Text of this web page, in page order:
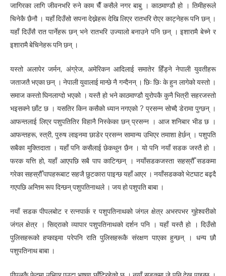
जागिरका लागि जीवनभरि रुने काम चैँ कसैले नगर बाबु । काठमाण्डौ हो । तिमीहरूले
चिनेकै छैनौ । यहाँ दिउँसो सपना देख्नेहरू देखि लिएर रातभरि रोएर काट्नेहरू पनि छन् ।
यहाँ दिउँसै रात पार्नेहरू छन् भने रातभरि उज्यालो बनाउने पनि छन् । इशारामै बेच्ने र
इशारामै बेचिनेहरू पनि छन् ।
यस्तो अलापेर जर्मन, अंग्रेज, अमेरिकन आदिलाई समातेर हिँड्ने नेपाली युवतीहरू
जताजतै भएका छन् । नेपाली युवालाई मान्छे नै गन्दैनन् । छिः छिः के हुन लागेको यस्तो ।
समाज कस्तो घिनलाग्दो भएको । यस्तै हो भने काठमाण्डौ युरोपकै कुनै भित्री सहरजस्तो
भइसक्ने छाँट छ । यसतिर किन कसैको ध्यान नगएको ? प्रसन्न सोच्दै डेरामा पुग्छन् ।
आफन्तलाई लिएर पशुपतितिर विहानै निस्केका छन् प्रसन्न । आज शनिबार भीड छ ।
आफन्तहरू, स्त्री, पुरुष लाइनमा छाडेर प्रसन्न सामान्य उभिएर तमाशा हेर्छन् । पशुपति
सबैका मुक्तिदाता । यहाँ पनि कसैलाई छेकथुन छैन । यो पनि नयाँ सडक जस्तै हो ।
फरक यत्ति हो, यहाँ आएपछि सबै पाप काटिन्छन् । नयाँसडकजस्ता सहस्रौँ सडकमा
गरेका सहस्रौँ पापहरूबाट सहजै छुटकारा पाइन्छ यहाँ आएर । नयाँसडकको भेटघाट बढ्दै
गएपछि अन्तिम रूप दिन्छन् पशुपतिनाथले । जय हो पशुपति बाबा ।
नयाँ सडक पीपलबोट र रत्नपार्क र पशुपतिनाथको जंगल क्षेत्र अभरपभर गुहेश्वरीको
जंगल क्षेत्र । सिद्राको व्यापार पशुपतिनाथको दर्शन पनि । यहाँ यस्तै हो । दिउँसो
पुलिसहरूको हप्काइमा परेपनि राति पुलिसहरूकै संरक्षण पाएका हुन्छन् । धन्य छौ
पशुपतिनाथ बाबा ।